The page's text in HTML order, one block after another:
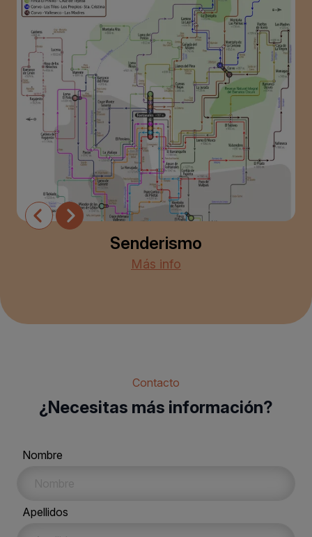
Senderismo
Más info
Contacto
¿Necesitas más información?
Nombre
Apellidos